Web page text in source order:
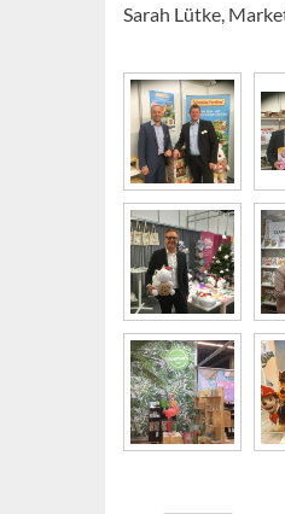
Sarah Lütke,